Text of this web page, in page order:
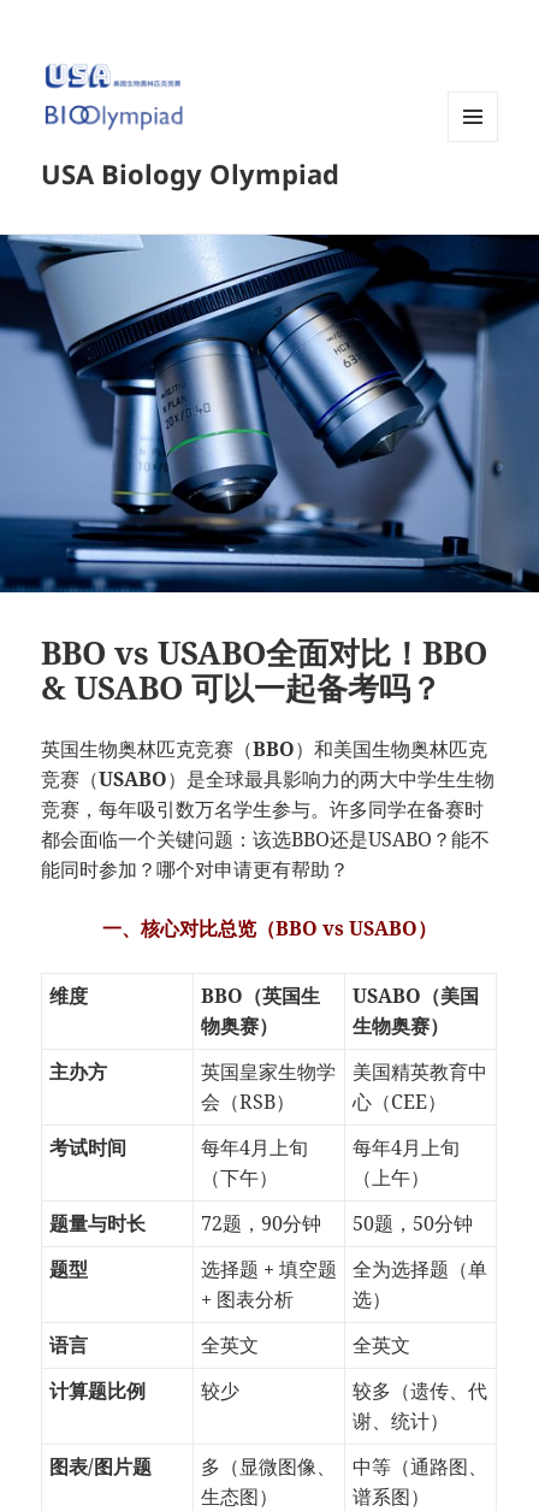
USA Biology Olympiad
BBO vs USABO全面对比！BBO
& USABO 可以一起备考吗？
英国生物奥林匹克竞赛（BBO）和美国生物奥林匹克
竞赛（USABO）是全球最具影响力的两大中学生生物
竞赛，每年吸引数万名学生参与。许多同学在备赛时
都会面临一个关键问题：该选BBO还是USABO？能不
能同时参加？哪个对申请更有帮助？
一、核心对比总览（BBO vs USABO）
维度
BBO（英国生
物奥赛）
USABO（美国
生物奥赛）
主办方
英国皇家生物学
会（RSB）
美国精英教育中
心（CEE）
考试时间
每年4月上旬
（下午）
每年4月上旬
（上午）
题量与时长
72题，90分钟
50题，50分钟
题型
选择题 + 填空题
+ 图表分析
全为选择题（单
选）
语言
全英文
全英文
计算题比例
较少
较多（遗传、代
谢、统计）
图表/图片题
多（显微图像、
生态图）
中等（通路图、
谱系图）